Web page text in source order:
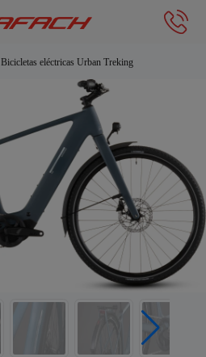
Bicicletas eléctricas Urban Treking